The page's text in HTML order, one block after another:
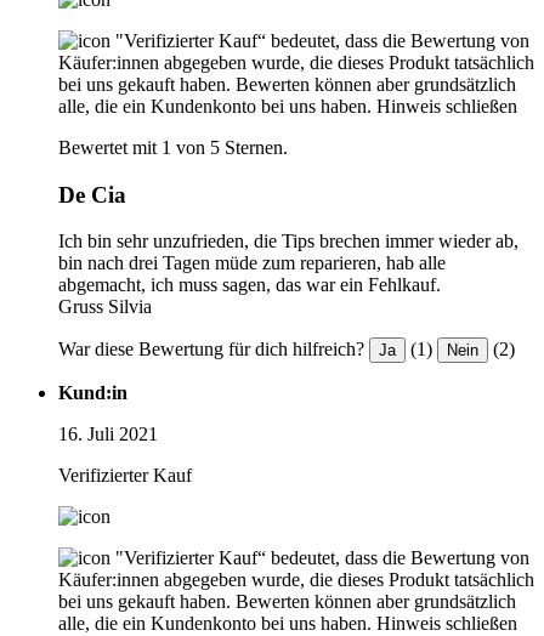
"Verifizierter Kauf“ bedeutet, dass die Bewertung von
Käufer:innen abgegeben wurde, die dieses Produkt tatsächlich
bei uns gekauft haben. Bewerten können aber grundsätzlich
alle, die ein Kundenkonto bei uns haben. Hinweis schließen
Bewertet mit 1 von 5 Sternen.
De Cia
Ich bin sehr unzufrieden, die Tips brechen immer wieder ab,
bin nach drei Tagen müde zum reparieren, hab alle
abgemacht, ich muss sagen, das war ein Fehlkauf.
Gruss Silvia
War diese Bewertung für dich hilfreich? Ja (1) Nein (2)
Kund:in
16. Juli 2021
Verifizierter Kauf
"Verifizierter Kauf“ bedeutet, dass die Bewertung von
Käufer:innen abgegeben wurde, die dieses Produkt tatsächlich
bei uns gekauft haben. Bewerten können aber grundsätzlich
alle, die ein Kundenkonto bei uns haben. Hinweis schließen